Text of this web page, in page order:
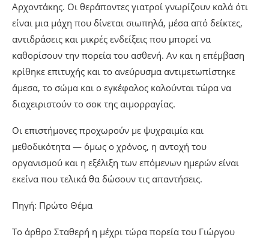
Αρχοντάκης. Οι θεράποντες γιατροί γνωρίζουν καλά ότι
είναι μια μάχη που δίνεται σιωπηλά, μέσα από δείκτες,
αντιδράσεις και μικρές ενδείξεις που μπορεί να
καθορίσουν την πορεία του ασθενή. Αν και η επέμβαση
κρίθηκε επιτυχής και το ανεύρυσμα αντιμετωπίστηκε
άμεσα, το σώμα και ο εγκέφαλος καλούνται τώρα να
διαχειριστούν το σοκ της αιμορραγίας.
Οι επιστήμονες προχωρούν με ψυχραιμία και
μεθοδικότητα — όμως ο χρόνος, η αντοχή του
οργανισμού και η εξέλιξη των επόμενων ημερών είναι
εκείνα που τελικά θα δώσουν τις απαντήσεις.
Πηγή: Πρώτο Θέμα
Το άρθρο Σταθερή η μέχρι τώρα πορεία του Γιώργου